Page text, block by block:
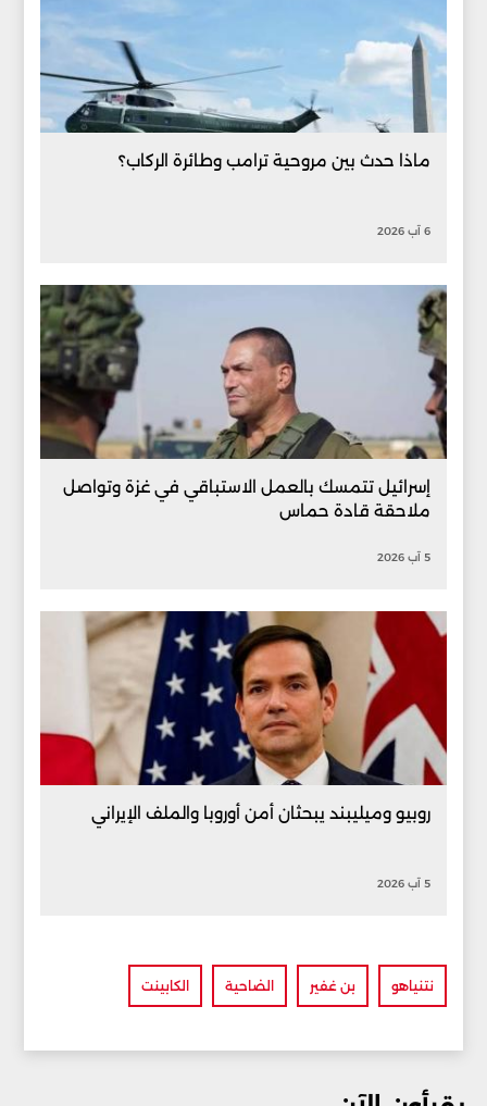
ماذا حدث بين مروحية ترامب وطائرة الركاب؟
6 آب 2026
إسرائيل تتمسك بالعمل الاستباقي في غزة وتواصل
ملاحقة قادة حماس
5 آب 2026
روبيو وميليبند يبحثان أمن أوروبا والملف الإيراني
5 آب 2026
نتنياهو بن غفير الضاحية الكابينت